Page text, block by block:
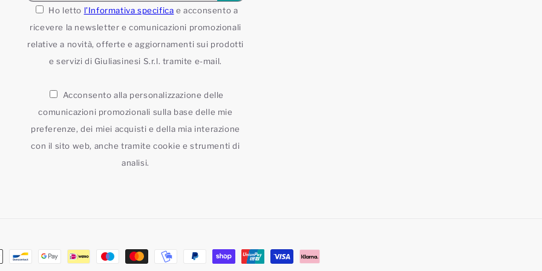
Ho letto l’Informativa specifica e acconsento a
ricevere la newsletter e comunicazioni promozionali
relative a novità, offerte e aggiornamenti sui prodotti
e servizi di Giuliasinesi S.r.l. tramite e-mail.
Acconsento alla personalizzazione delle
comunicazioni promozionali sulla base delle mie
preferenze, dei miei acquisti e della mia interazione
con il sito web, anche tramite cookie e strumenti di
analisi.